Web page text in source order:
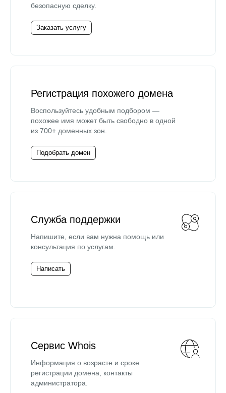
безопасную сделку.
Заказать услугу
Регистрация похожего домена
Воспользуйтесь удобным подбором —
похожее имя может быть свободно в одной
из 700+ доменных зон.
Подобрать домен
Служба поддержки
Напишите, если вам нужна помощь или
консультация по услугам.
Написать
Сервис Whois
Информация о возрасте и сроке
регистрации домена, контакты
администратора.